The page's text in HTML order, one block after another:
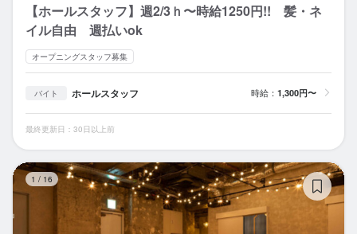
【ホールスタッフ】週2/3ｈ〜時給1250円!! 髪・ネ
イル自由 週払いok
オープニングスタッフ募集
バイト ホールスタッフ 時給： 1,300円〜
最終更新日：30日以上前
1 / 16